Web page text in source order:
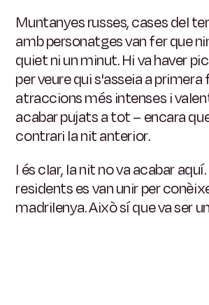
Muntanyes russes, cases del
amb personatges van fer que
quiet ni un minut. Hi va haver
per veure qui s'asseia a
atraccions més intenses i
acabar pujats a tot – encara
contrari la nit anterior.
I és clar, la nit no va acabar
residents es van unir per
madrilenya. Això sí que va ser